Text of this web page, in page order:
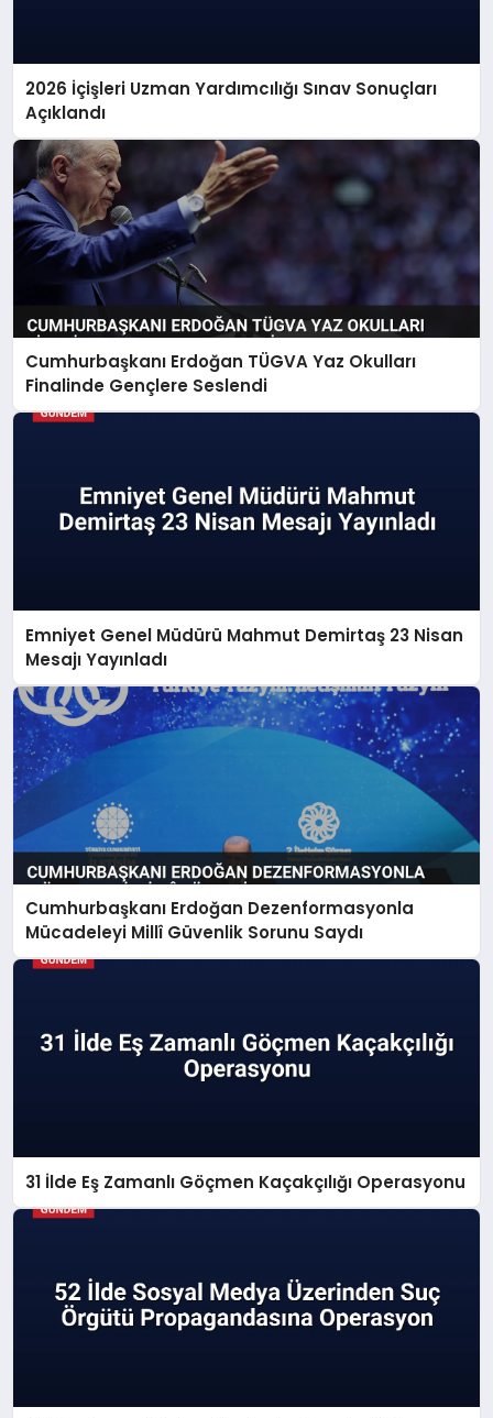
2026 İçişleri Uzman Yardımcılığı Sınav Sonuçları
Açıklandı
Cumhurbaşkanı Erdoğan TÜGVA Yaz Okulları
Finalinde Gençlere Seslendi
Emniyet Genel Müdürü Mahmut Demirtaş 23 Nisan
Mesajı Yayınladı
Cumhurbaşkanı Erdoğan Dezenformasyonla
Mücadeleyi Millî Güvenlik Sorunu Saydı
31 İlde Eş Zamanlı Göçmen Kaçakçılığı Operasyonu